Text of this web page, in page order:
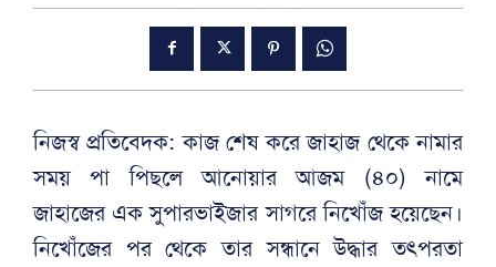
নিজস্ব প্রতিবেদক: কাজ শেষ করে জাহাজ থেকে নামার
সময় পা পিছলে আনোয়ার আজম (৪০) নামে
জাহাজের এক সুপারভাইজার সাগরে নিখোঁজ হয়েছেন।
নিখোঁজের পর থেকে তার সন্ধানে উদ্ধার তৎপরতা